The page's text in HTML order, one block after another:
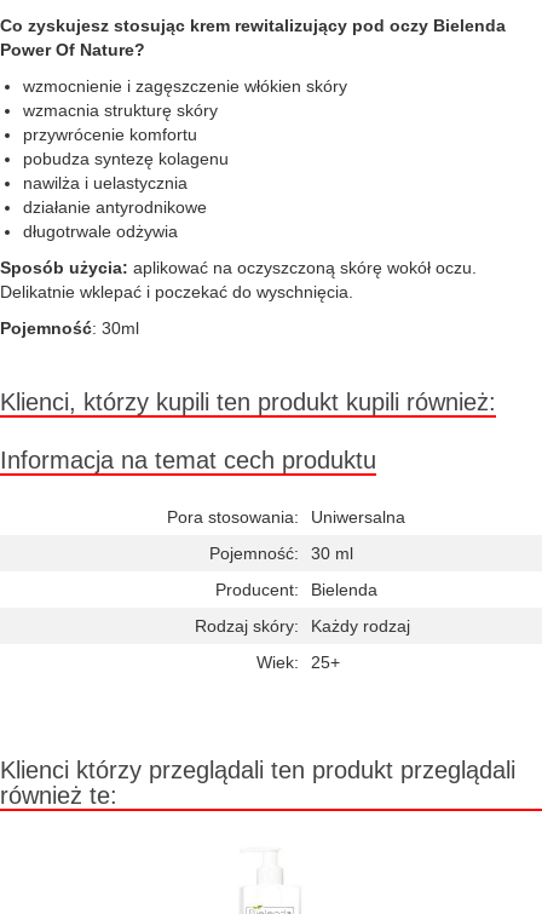
Co zyskujesz stosując krem rewitalizujący pod oczy Bielenda
Power Of Nature?
wzmocnienie i zagęszczenie włókien skóry
wzmacnia strukturę skóry
przywrócenie komfortu
pobudza syntezę kolagenu
nawilża i uelastycznia
działanie antyrodnikowe
długotrwale odżywia
Sposób użycia: aplikować na oczyszczoną skórę wokół oczu.
Delikatnie wklepać i poczekać do wyschnięcia.
Pojemność: 30ml
Klienci, którzy kupili ten produkt kupili również:
Informacja na temat cech produktu
Pora stosowania:
Uniwersalna
Pojemność:
30 ml
Producent:
Bielenda
Rodzaj skóry:
Każdy rodzaj
Wiek:
25+
Klienci którzy przeglądali ten produkt przeglądali
również te: